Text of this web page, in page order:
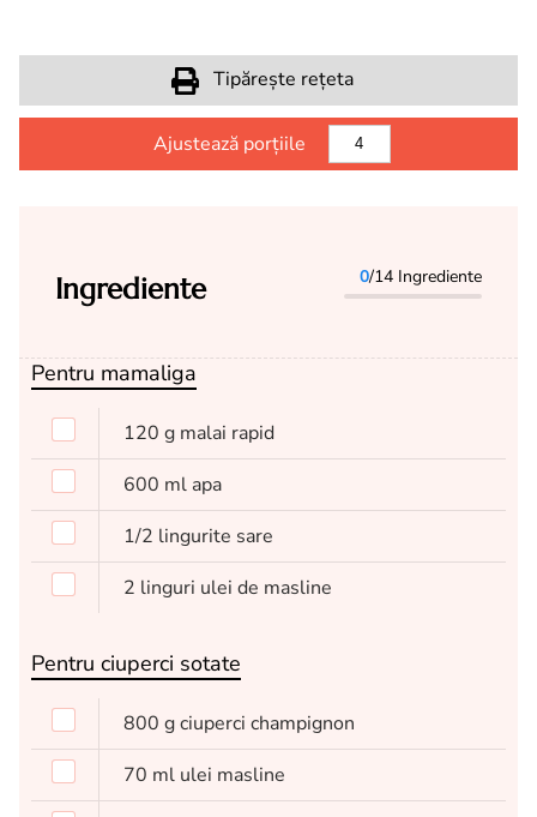
Tipărește rețeta
Ajustează porțiile
Ingrediente 0/14 Ingrediente
Pentru mamaliga
120 g malai rapid
600 ml apa
1/2 lingurite sare
2 linguri ulei de masline
Pentru ciuperci sotate
800 gciuperci champignon
70 ml ulei masline